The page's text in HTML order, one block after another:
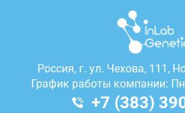
Россия, г. ул. Чехова, 111,
График работы компании:
+7 (383)